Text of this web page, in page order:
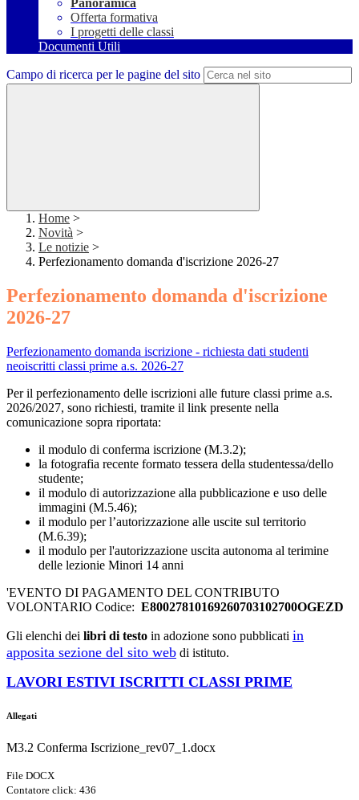
Panoramica
Offerta formativa
I progetti delle classi
Documenti Utili
Campo di ricerca per le pagine del sito
Home >
Novità >
Le notizie >
Perfezionamento domanda d'iscrizione 2026-27
Perfezionamento domanda d'iscrizione
2026-27
Perfezionamento domanda iscrizione - richiesta dati studenti
neoiscritti classi prime a.s. 2026-27
Per il perfezionamento delle iscrizioni alle future classi prime a.s.
2026/2027, sono richiesti, tramite il link presente nella
comunicazione sopra riportata:
il modulo di conferma iscrizione (M.3.2);
la fotografia recente formato tessera della studentessa/dello
studente;
il modulo di autorizzazione alla pubblicazione e uso delle
immagini (M.5.46);
il modulo per l’autorizzazione alle uscite sul territorio
(M.6.39);
il modulo per l'autorizzazione uscita autonoma al terimine
delle lezionie Minori 14 anni
'EVENTO DI PAGAMENTO DEL CONTRIBUTO
VOLONTARIO Codice: E80027810169260703102700OGEZD
Gli elenchi dei libri di testo in adozione sono pubblicati in
apposita sezione del sito web di istituto.
LAVORI ESTIVI ISCRITTI CLASSI PRIME
Allegati
M3.2 Conferma Iscrizione_rev07_1.docx
File DOCX
Contatore click: 436